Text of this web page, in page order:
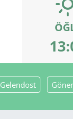
Gelendost